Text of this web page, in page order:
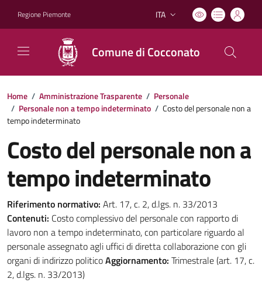
Regione Piemonte Lingua attiva:
ITA
Comune di Cocconato
Home / Amministrazione Trasparente / Personale
/ Personale non a tempo indeterminato / Costo del personale non a
tempo indeterminato
Costo del personale non a
tempo indeterminato
Riferimento normativo: Art. 17, c. 2, d.lgs. n. 33/2013
Contenuti: Costo complessivo del personale con rapporto di
lavoro non a tempo indeterminato, con particolare riguardo al
personale assegnato agli uffici di diretta collaborazione con gli
organi di indirizzo politicoAggiornamento: Trimestrale (art. 17, c.
2, d.lgs. n. 33/2013)